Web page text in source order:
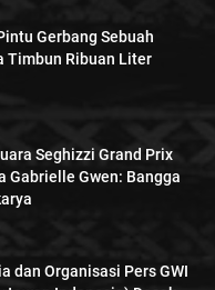
Gerbang Sebuah
Timbun Ribuan Liter
Seghizzi Grand Prix
Gabrielle Gwen: Bangga
dan Organisasi Pers GWI